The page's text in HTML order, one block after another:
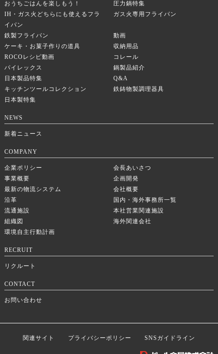
おうちごはんを楽しもう！
圧力鍋特集
IH・ガス火どちらにも使えるフラ
イパン
ガス火専用フライパン
鉄製フライパン
動画
ケーキ・お菓子作りの道具
収納用品
ROCOレシピ動画
コレール
パイレックス
鍋製品紹介
日本製品特集
Q&A
キッチンツールコレクション
鉄鋳物製調理器具
日本製特集
NEWS
新着ニュース
COMPANY
企業ポリシー
会長あいさつ
事業概要
企画開発
最新の物流システム
会社概要
沿革
国内・海外事務所一覧
流通施設
本社営業関連施設
組織図
海外関連会社
環境自主行動計画
RECRUIT
リクルート
CONTACT
お問い合わせ
関連サイト プライバシーポリシー SNSガイドライン